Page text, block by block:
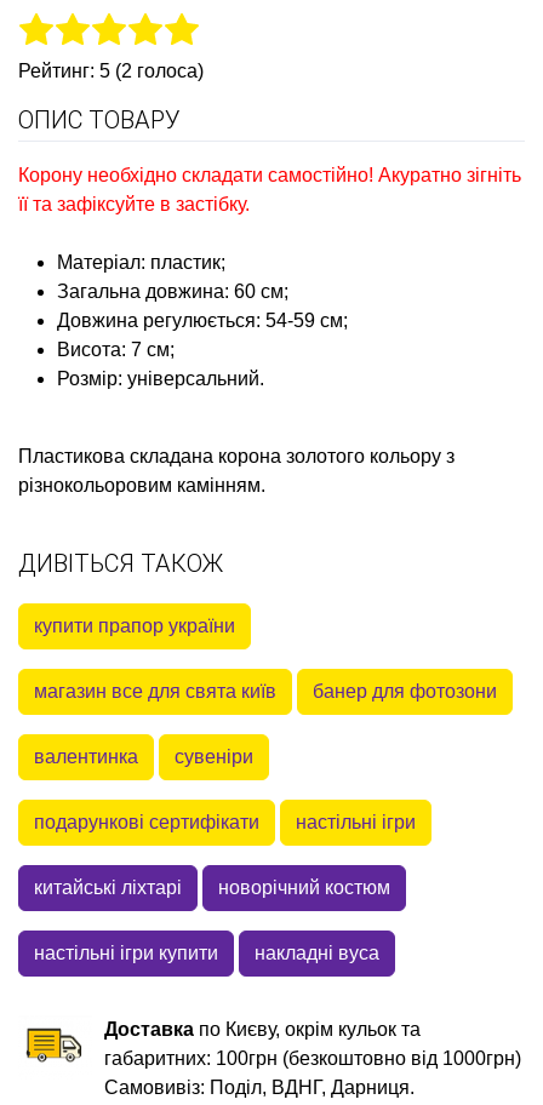
Рейтинг: 5 (2 голоса)
ОПИС ТОВАРУ
Корону необхідно складати самостійно! Акуратно зігніть
її та зафіксуйте в застібку.
Матеріал: пластик;
Загальна довжина: 60 см;
Довжина регулюється: 54-59 см;
Висота: 7 см;
Розмір: універсальний.
Пластикова складана корона золотого кольору з
різнокольоровим камінням.
ДИВІТЬСЯ ТАКОЖ
купити прапор україни
магазин все для свята київ банер для фотозони
валентинка сувеніри
подарункові сертифікати настільні ігри
китайські ліхтарі новорічний костюм
настільні ігри купити накладні вуса
Доставка по Києву, окрім кульок та
габаритних: 100грн (безкоштовно від 1000грн)
Самовивіз: Поділ, ВДНГ, Дарниця.